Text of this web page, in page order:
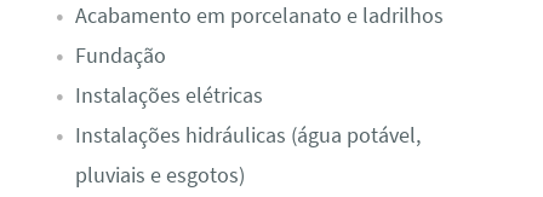
Acabamento em porcelanato e ladrilhos
Fundação
Instalações elétricas
Instalações hidráulicas (água potável,
pluviais e esgotos)